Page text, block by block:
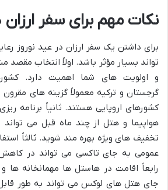
نکات مهم برای سفر ارزان
برای داشتن یک سفر ارزان در عید نوروز
تواند بسیار مؤثر باشد. اولاً انتخاب مقصد
و اولویت های شما اهمیت دارد.
گرجستان و ترکیه معمولاً گزینه های
کشورهای اروپایی هستند. ثانیاً برنامه
هواپیما و هتل از چند ماه قبل می
تخفیف های ویژه بهره مند شوید. ثالثاً
عمومی به جای تاکسی می تواند در
رابعاً اقامت در هاستل ها مهمانخانه ها
جای هتل های لوکس می تواند به طور